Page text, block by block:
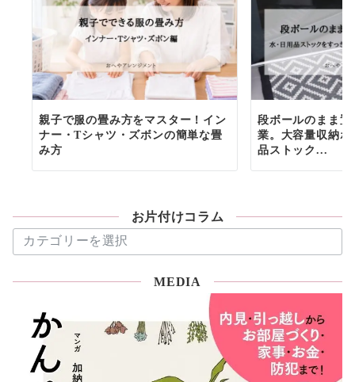
親子で服の畳み方をマスター！イン
ナー・Tシャツ・ズボンの簡単な畳
み方
段ボールのまま
業。大容量収納
品ストック...
お片付けコラム
片
MEDIA